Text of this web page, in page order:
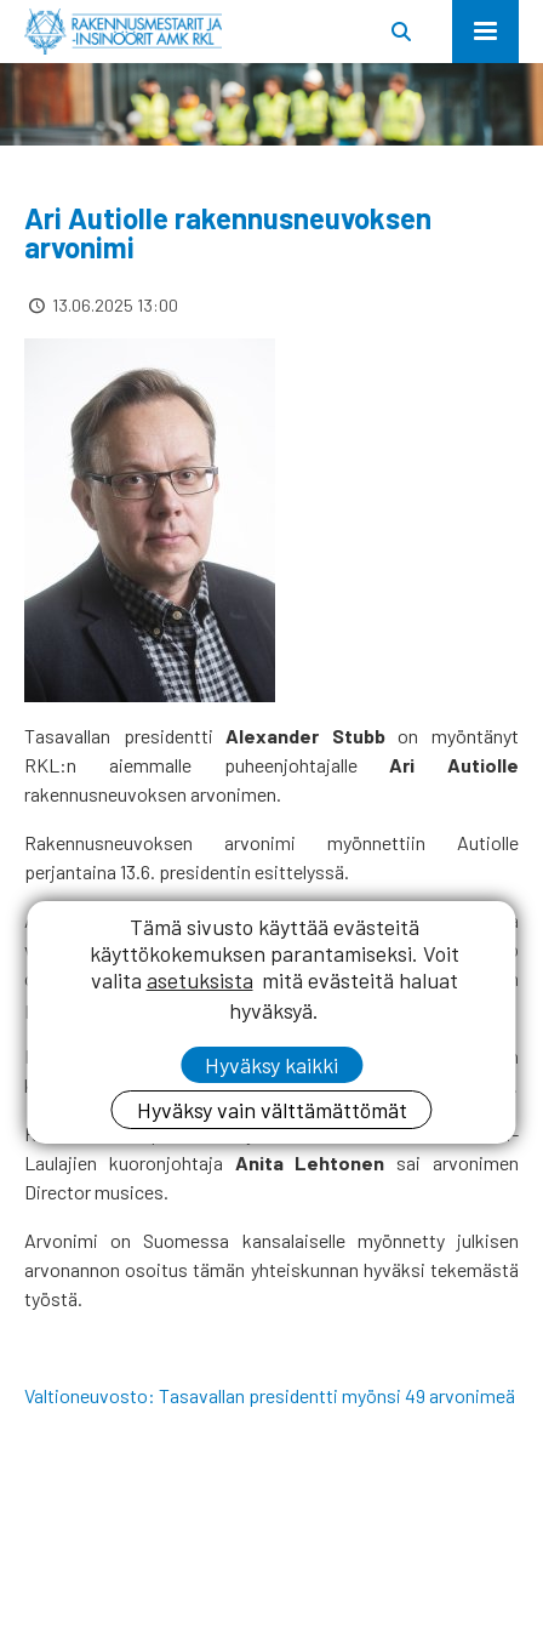
Ari Autiolle rakennusneuvoksen
arvonimi
13.06.2025 13:00
Tasavallan presidenttiAlexander Stubbon myöntänyt
RKL:n aiemmalle puheenjohtajalleAri Autiolle
rakennusneuvoksen arvonimen.
Rakennusneuvoksen arvonimi myönnettiin Autiolle
perjantaina 13.6. presidentin esittelyssä.
Ari Autio toimi RKL:n liittohallituksen puheenjohtajana
vuosina 2014-2021. Hän on pitkään toiminut yrittäjänä. Autio
on tällä hetkellä myös Rakennusmestarien Säätiön
puheenjohtaja.
Rakennusneuvoksen arvonimi myönnettiin ensimmäisen
kerran vuonna 1943 rakennusmestariKaarlo Angervuorelle .
RKL:n vaikutuspiiriin tuli myös toinen arvonimi, sillä Mestari-
Laulajien kuoronjohtajaAnita Lehtonensai arvonimen
Director musices.
Arvonimi on Suomessa kansalaiselle myönnetty julkisen
arvonannon osoitus tämän yhteiskunnan hyväksi tekemästä
työstä.
Valtioneuvosto: Tasavallan presidentti myönsi 49 arvonimeä
Tämä sivusto käyttää evästeitä
käyttökokemuksen parantamiseksi. Voit
valita asetuksista mitä evästeitä haluat
hyväksyä.
Hyväksy kaikki
Hyväksy vain välttämättömät